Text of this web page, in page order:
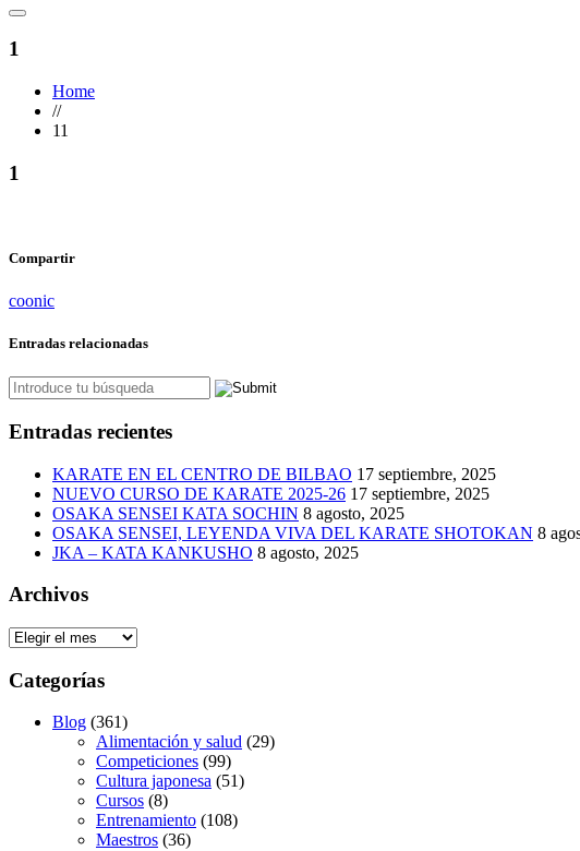
1
Home
//
11
1
Compartir
coonic
Entradas relacionadas
Entradas recientes
KARATE EN EL CENTRO DE BILBAO 17 septiembre, 2025
NUEVO CURSO DE KARATE 2025-26 17 septiembre, 2025
OSAKA SENSEI KATA SOCHIN 8 agosto, 2025
OSAKA SENSEI, LEYENDA VIVA DEL KARATE SHOTOKAN 8
JKA – KATA KANKUSHO 8 agosto, 2025
Archivos
Archivos
Categorías
Blog (361)
Alimentación y salud (29)
Competiciones (99)
Cultura japonesa (51)
Cursos (8)
Entrenamiento (108)
Maestros (36)